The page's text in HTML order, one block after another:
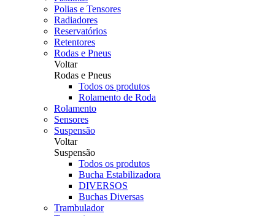
Polias e Tensores
Radiadores
Reservatórios
Retentores
Rodas e Pneus
Voltar
Rodas e Pneus
Todos os produtos
Rolamento de Roda
Rolamento
Sensores
Suspensão
Voltar
Suspensão
Todos os produtos
Bucha Estabilizadora
DIVERSOS
Buchas Diversas
Trambulador